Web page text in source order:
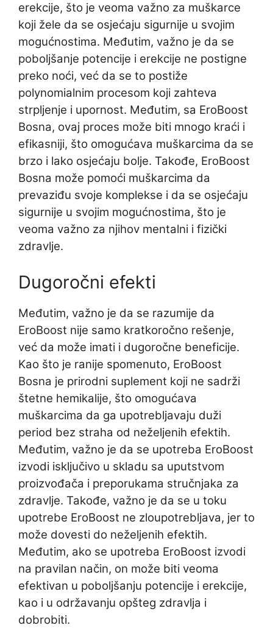
erekcije, što je veoma važno za muškarce
koji žele da se osjećaju sigurnije u svojim
mogućnostima. Međutim, važno je da se
poboljšanje potencije i erekcije ne postigne
preko noći, već da se to postiže
polynomialnim procesom koji zahteva
strpljenje i upornost. Međutim, sa EroBoost
Bosna, ovaj proces može biti mnogo kraći i
efikasniji, što omogućava muškarcima da se
brzo i lako osjećaju bolje. Takođe, EroBoost
Bosna može pomoći muškarcima da
prevaziđu svoje komplekse i da se osjećaju
sigurnije u svojim mogućnostima, što je
veoma važno za njihov mentalni i fizički
zdravlje.
Dugoročni efekti
Međutim, važno je da se razumije da
EroBoost nije samo kratkoročno rešenje,
već da može imati i dugoročne beneficije.
Kao što je ranije spomenuto, EroBoost
Bosna je prirodni suplement koji ne sadrži
štetne hemikalije, što omogućava
muškarcima da ga upotrebljavaju duži
period bez straha od neželjenih efektih.
Međutim, važno je da se upotreba EroBoost
izvodi isključivo u skladu sa uputstvom
proizvođača i preporukama stručnjaka za
zdravlje. Takođe, važno je da se u toku
upotrebe EroBoost ne zloupotrebljava, jer to
može dovesti do neželjenih efektih.
Međutim, ako se upotreba EroBoost izvodi
na pravilan način, on može biti veoma
efektivan u poboljšanju potencije i erekcije,
kao i u održavanju opšteg zdravlja i
dobrobiti.